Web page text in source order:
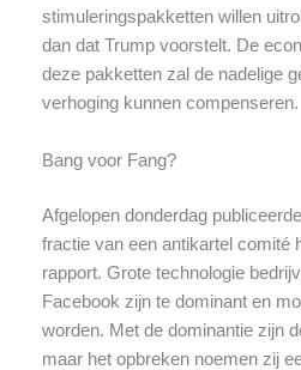
stimuleringspakketten willen
dan dat Trump voorstelt. De
deze pakketten zal de nadelige
verhoging kunnen compenseren.
Bang voor Fang?
Afgelopen donderdag
fractie van een antikartel comité
rapport. Grote technologie
Facebook zijn te dominant en
worden. Met de dominantie zijn
maar het opbreken noemen zij